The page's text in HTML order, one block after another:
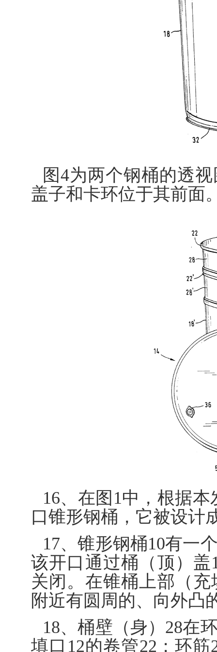
图4为两个钢桶的透
盖子和卡环位于其前面
16、在图1中，根据
口锥形钢桶，它被设计
17、锥形钢桶10有一
该开口通过桶（顶）
关闭。在锥桶上部（
附近有圆周的、向外凸
18、桶壁（身）28在
填口12的卷管22；环